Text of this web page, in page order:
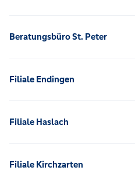
Beratungsbüro St. Peter
Filiale Endingen
Filiale Haslach
Filiale Kirchzarten